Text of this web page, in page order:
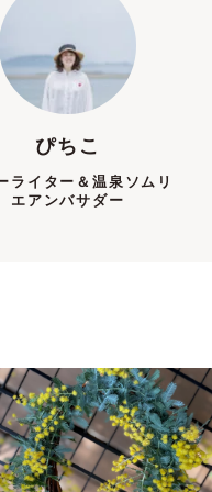
ぴちこ
ライター＆温泉ソムリ
エアンバサダー